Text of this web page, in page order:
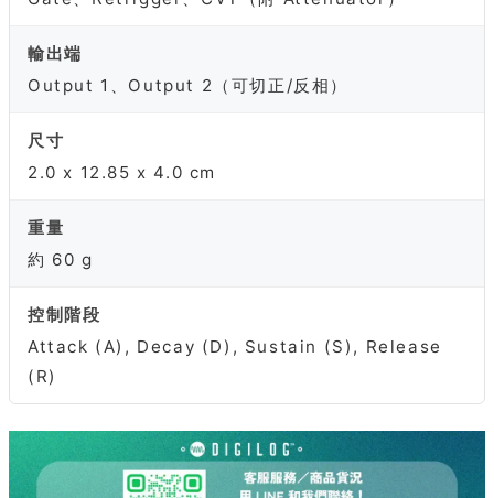
輸出端
Output 1、Output 2（可切正/反相）
尺寸
2.0 x 12.85 x 4.0 cm
重量
約 60 g
控制階段
Attack (A), Decay (D), Sustain (S), Release
(R)